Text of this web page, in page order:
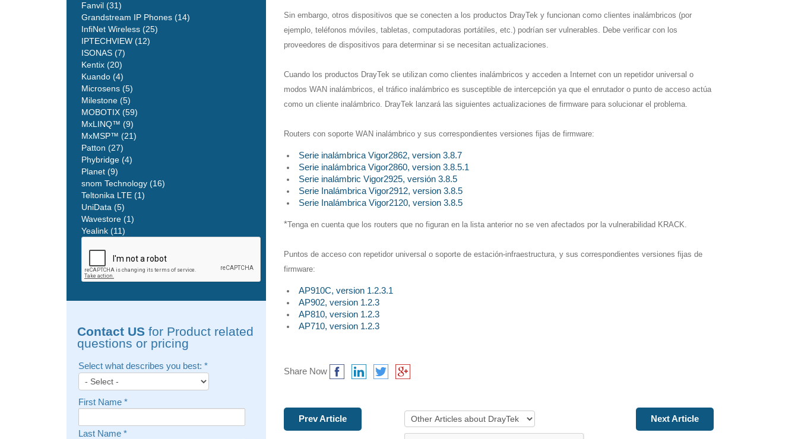
Sin embargo, otros dispositivos que se conecten a los productos DrayTek y funcionan como clientes inalámbricos (por
ejemplo, teléfonos móviles, tabletas, computadoras portátiles, etc.) podrían ser vulnerables. Debe verificar con los
proveedores de dispositivos para determinar si se necesitan actualizaciones.
Cuando los productos DrayTek se utilizan como clientes inalámbricos y acceden a Internet con un repetidor universal o
modos WAN inalámbricos, el tráfico inalámbrico es susceptible de intercepción ya que el enrutador o punto de acceso actúa
como un cliente inalámbrico. DrayTek lanzará las siguientes actualizaciones de firmware para solucionar el problema.
Routers con soporte WAN inalámbrico y sus correspondientes versiones fijas de firmware:
Serie inalámbrica Vigor2862, version 3.8.7
Serie inalámbrica Vigor2860, version 3.8.5.1
Serie inalámbric Vigor2925, versión 3.8.5
Serie Inalámbrica Vigor2912, version 3.8.5
Serie Inalámbrica Vigor2120, version 3.8.5
*Tenga en cuenta que los routers que no figuran en la lista anterior no se ven afectados por la vulnerabilidad KRACK.
Puntos de acceso con repetidor universal o soporte de estación-infraestructura, y sus correspondientes versiones fijas de
firmware:
AP910C, version 1.2.3.1
AP902, version 1.2.3
AP810, version 1.2.3
AP710, version 1.2.3
Share Now
Prev Article Next Article
Fanvil (31)
Grandstream IP Phones (14)
InfiNet Wireless (25)
IPTECHVIEW (12)
ISONAS (7)
Kentix (20)
Kuando (4)
Microsens (5)
Milestone (5)
MOBOTIX (59)
MxLINQ™ (9)
MxMSP™ (21)
Patton (27)
Phybridge (4)
Planet (9)
snom Technology (16)
Teltonika LTE (1)
UniData (5)
Wavestore (1)
Yealink (11)
Contact US for Product related
questions or pricing
Select what describes you best: *
First Name *
Last Name *